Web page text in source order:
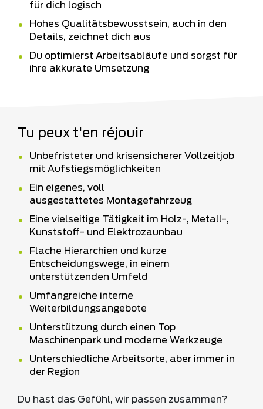
für dich logisch
Hohes Qualitätsbewusstsein, auch in den
Details, zeichnet dich aus
Du optimierst Arbeitsabläufe und sorgst für
ihre akkurate Umsetzung
Tu peux t'en réjouir
Unbefristeter und krisensicherer Vollzeitjob
mit Aufstiegsmöglichkeiten
Ein eigenes, voll
ausgestattetes Montagefahrzeug
Eine vielseitige Tätigkeit im Holz-, Metall-,
Kunststoff- und Elektrozaunbau
Flache Hierarchien und kurze
Entscheidungswege, in einem
unterstützenden Umfeld
Umfangreiche interne
Weiterbildungsangebote
Unterstützung durch einen Top
Maschinenpark und moderne Werkzeuge
Unterschiedliche Arbeitsorte, aber immer in
der Region
Du hast das Gefühl, wir passen zusammen?